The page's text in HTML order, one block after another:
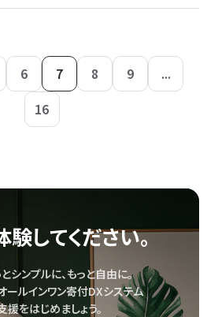
6 7 8 9
...
16
験してください。
シンプルに、もっと自由に。
ールインワン寄付DXシステム
援をはじめましょう。